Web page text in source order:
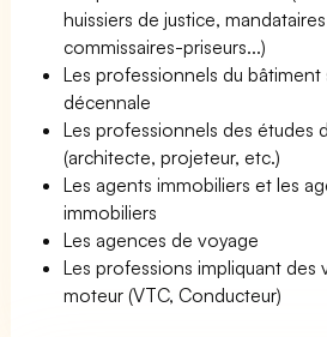
huissiers de justice,
commissaires-priseurs...)
Les professionnels du bâtiment
décennale
Les professionnels des études
(architecte, projeteur, etc.)
Les agents immobiliers et les
immobiliers
Les agences de voyage
Les professions impliquant des
moteur (VTC, Conducteur)